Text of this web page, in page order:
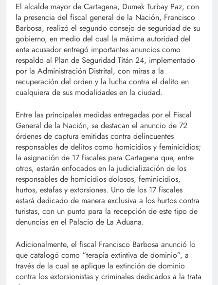
El alcalde mayor de Cartagena, Dumek Turbay Paz, con
la presencia del fiscal general de la Nación, Francisco
Barbosa, realizó el segundo consejo de seguridad de su
gobierno, en medio del cual la máxima autoridad del
ente acusador entregó importantes anuncios como
respaldo al Plan de Seguridad Titán 24, implementado
por la Administración Distrital, con miras a la
recuperación del orden y la lucha contra el delito en
cualquiera de sus modalidades en la ciudad.
Entre las principales medidas entregadas por el Fiscal
General de la Nación, se destacan el anuncio de 72
órdenes de captura emitidas contra delincuentes
responsables de delitos como homicidios y feminicidios;
la asignación de 17 fiscales para Cartagena que, entre
otros, estarán enfocados en la judicialización de los
responsables de homicidios dolosos, feminicidios,
hurtos, estafas y extorsiones. Uno de los 17 fiscales
estará dedicado de manera exclusiva a los hurtos contra
turistas, con un punto para la recepción de este tipo de
denuncias en el Palacio de La Aduana.
Adicionalmente, el fiscal Francisco Barbosa anunció lo
que catalogó como “terapia extintiva de dominio”, a
través de la cual se aplique la extinción de dominio
contra los extorsionistas y criminales dedicados a la trata